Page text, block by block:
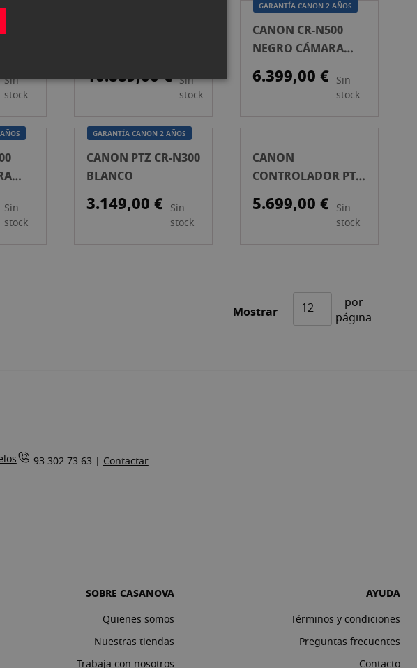
Sin
stock
10.889,00 € Sin
stock
GARANTÍA CANON 2 AÑOS
CANON CR-N500
NEGRO CÁMARA
PTZ
6.399,00 € Sin
stock
Sin
stock
GARANTÍA CANON 2 AÑOS
CANON PTZ CR-N300
BLANCO
3.149,00 € Sin
stock
CANON
CONTROLADOR PTZ
RC-IP1000
5.699,00 € Sin
stock
Mostrar
por
página
93.302.73.63 | Contactar
SOBRE CASANOVA
Quienes somos
Nuestras tiendas
Trabaja con nosotros
AYUDA
Términos y condiciones
Preguntas frecuentes
Contacto